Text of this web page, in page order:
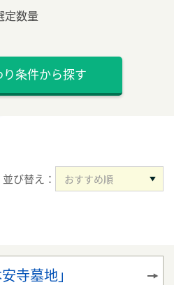
定数量
り条件から探す
並び替え：
寺墓地」